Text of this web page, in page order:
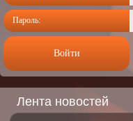
Пароль:
Войти
Лента новостей